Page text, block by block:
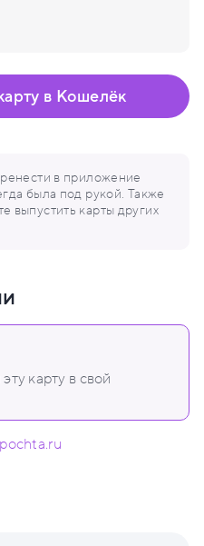
в приложение
была под рукой. Также
выпустить карты других
в Кошелёк
карту в свой